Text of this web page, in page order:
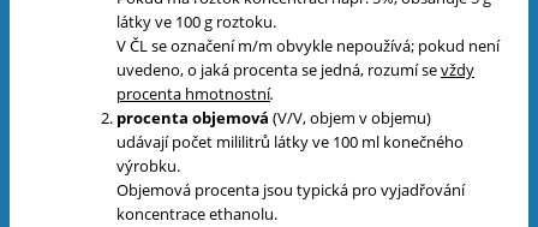
látky ve 100 g roztoku.
V ČL se označení m/m obvykle nepoužívá; pokud není
uvedeno, o jaká procentase jedná, rozumí sevždy
procenta hmotnostní.
procenta objemová (V/V, objem v objemu)
udávají počet mililitrů látky ve 100 ml konečného
výrobku.
Objemová procenta jsou typická pro vyjadřování
koncentrace ethanolu.